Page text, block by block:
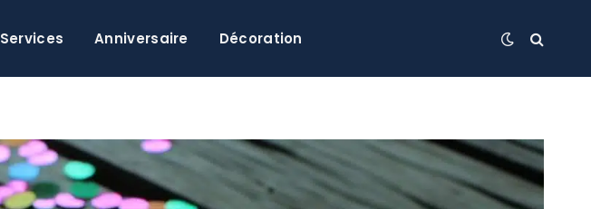
Services Anniversaire Décoration